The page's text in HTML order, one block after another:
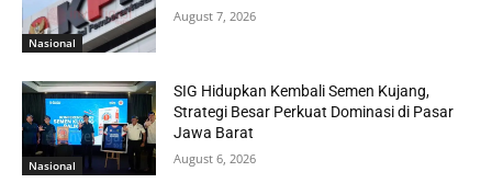
Nasional
August 7, 2026
Nasional
SIG Hidupkan Kembali Semen Kujang,
Strategi Besar Perkuat Dominasi di Pasar
Jawa Barat
August 6, 2026